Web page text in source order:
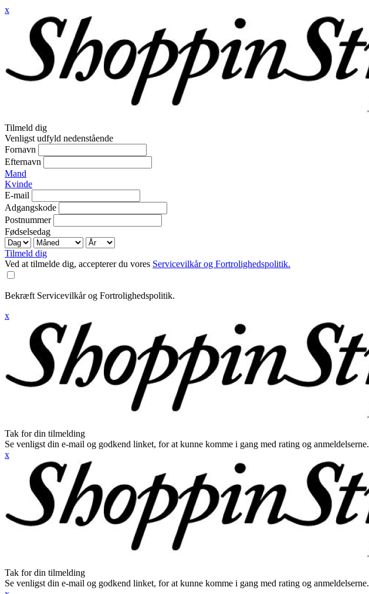
x
Tilmeld dig
Venligst udfyld nedenstående
Fornavn
Efternavn
Mand
Kvinde
E-mail
Adgangskode
Postnummer
Fødselsedag
Tilmeld dig
Ved at tilmelde dig, accepterer du vores Servicevilkår og Fortrolighedspolitik.
Bekræft Servicevilkår og Fortrolighedspolitik.
x
Tak for din tilmelding
Se venligst din e-mail og godkend linket, for at kunne komme i gang med rating og anmeldelserne.
x
Tak for din tilmelding
Se venligst din e-mail og godkend linket, for at kunne komme i gang med rating og anmeldelserne.